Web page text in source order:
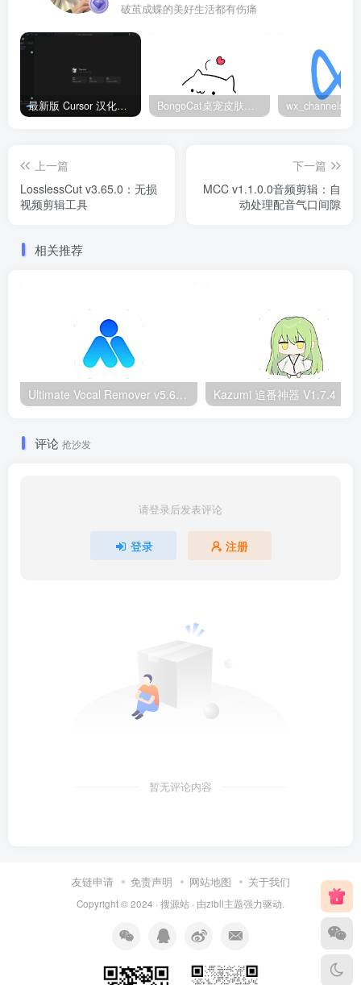
破茧成蝶的美好生活都有伤痛
最新版 Cursor 汉化设置中文教程（两种简单方法，附中文语言包下载） BongoCat桌宠皮肤包大全：20款主题皮肤免费下载
上一篇
LosslessCut v3.65.0：无损
视频剪辑工具
下一篇
MCC v1.1.0.0音频剪辑：自
动处理配音气口间隙
相关推荐
Ultimate Vocal Remover v5.6.0汉化版：一键人声分离工具
评论 抢沙发
请登录后发表评论
登录 注册
暂无评论内容
友链申请 免责声明 网站地图 关于我们
Copyright © 2024 · 搜源站 · 由zibll主题强力驱动.